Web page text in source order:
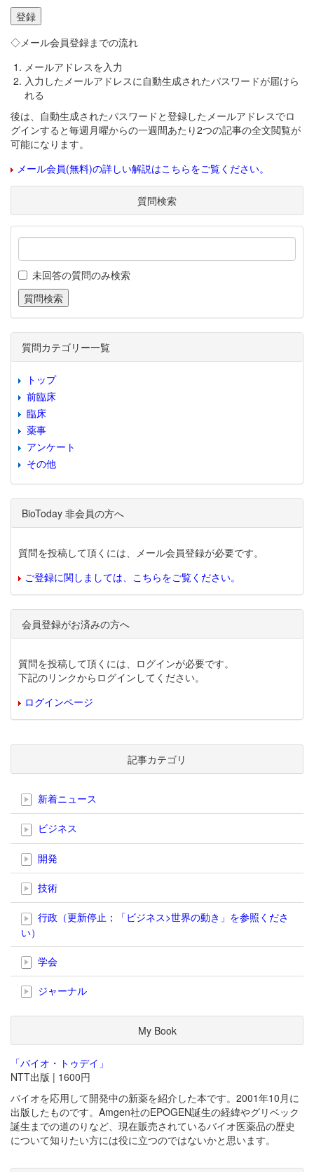
◇メール会員登録までの流れ
メールアドレスを入力
入力したメールアドレスに自動生成されたパスワードが届けら
れる
後は、自動生成されたパスワードと登録したメールアドレスでロ
グインすると毎週月曜からの一週間あたり2つの記事の全文閲覧が
可能になります。
メール会員(無料)の詳しい解説はこちらをご覧ください。
質問検索
未回答の質問のみ検索
質問カテゴリー一覧
トップ
前臨床
臨床
薬事
アンケート
その他
BioToday 非会員の方へ
質問を投稿して頂くには、メール会員登録が必要です。
ご登録に関しましては、こちらをご覧ください。
会員登録がお済みの方へ
質問を投稿して頂くには、ログインが必要です。
下記のリンクからログインしてください。
ログインページ
記事カテゴリ
新着ニュース
ビジネス
開発
技術
行政（更新停止；「ビジネス>世界の動き」を参照くださ
い）
学会
ジャーナル
My Book
「バイオ・トゥデイ」
NTT出版 | 1600円
バイオを応用して開発中の新薬を紹介した本です。2001年10月に
出版したものです。Amgen社のEPOGEN誕生の経緯やグリベック
誕生までの道のりなど、現在販売されているバイオ医薬品の歴史
について知りたい方には役に立つのではないかと思います。